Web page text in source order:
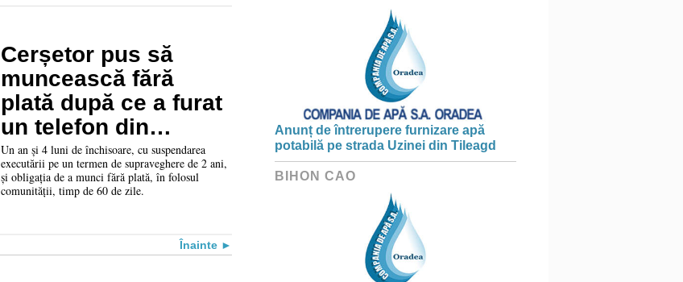
Cerșetor pus să
muncească fără
plată după ce a furat
un telefon din
Hidișelu de Jos
Un an și 4 luni de închisoare, cu suspendarea
executării pe un termen de supraveghere de 2 ani,
și obligația de a munci fără plată, în folosul
comunității, timp de 60 de zile.
Înainte
Anunț de întrerupere furnizare apă
potabilă pe strada Uzinei din Tileagd
BIHON CAO